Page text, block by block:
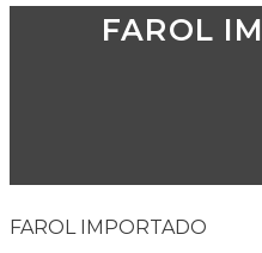
FAROL
FAROL IMPORTADO